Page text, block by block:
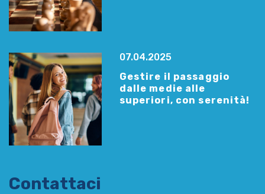
07.04.2025
Gestire il passaggio
dalle medie alle
superiori, con serenità!
Contattaci